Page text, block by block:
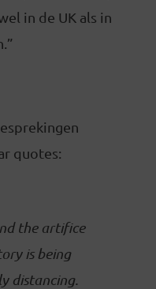
in de UK als in
quotes:
the artifice
is being
distancing.